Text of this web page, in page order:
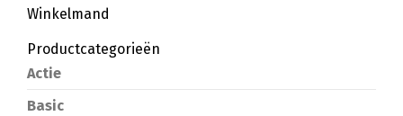
Winkelmand
Productcategorieën
Actie
Basic